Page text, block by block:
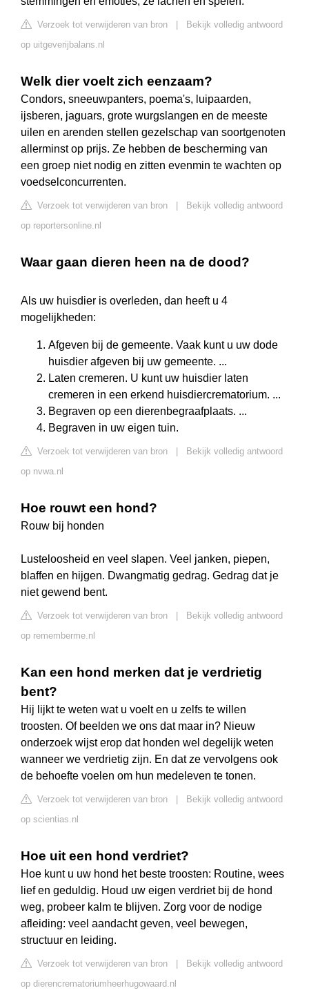
Verzoek tot verwijderen van bron
Bekijk volledig antwoord
op uitgeverijbalans.nl
Welk dier voelt zich eenzaam?
Condors, sneeuwpanters, poema's, luipaarden,
ijsberen, jaguars, grote wurgslangen en de meeste
uilen en arenden stellen gezelschap van soortgenoten
allerminst op prijs. Ze hebben de bescherming van
een groep niet nodig en zitten evenmin te wachten op
voedselconcurrenten.
Verzoek tot verwijderen van bron
Bekijk volledig antwoord
op reportersonline.nl
Waar gaan dieren heen na de dood?
Als uw huisdier is overleden, dan heeft u 4
mogelijkheden:
Afgeven bij de gemeente. Vaak kunt u uw dode
huisdier afgeven bij uw gemeente. ...
Laten cremeren. U kunt uw huisdier laten
cremeren in een erkend huisdiercrematorium. ...
Begraven op een dierenbegraafplaats. ...
Begraven in uw eigen tuin.
Verzoek tot verwijderen van bron
Bekijk volledig antwoord
op nvwa.nl
Hoe rouwt een hond?
Rouw bij honden
Lusteloosheid en veel slapen. Veel janken, piepen,
blaffen en hijgen. Dwangmatig gedrag. Gedrag dat je
niet gewend bent.
Verzoek tot verwijderen van bron
Bekijk volledig antwoord
op rememberme.nl
Kan een hond merken dat je verdrietig
bent?
Hij lijkt te weten wat u voelt en u zelfs te willen
troosten. Of beelden we ons dat maar in? Nieuw
onderzoek wijst erop dat honden wel degelijk weten
wanneer we verdrietig zijn. En dat ze vervolgens ook
de behoefte voelen om hun medeleven te tonen.
Verzoek tot verwijderen van bron
Bekijk volledig antwoord
op scientias.nl
Hoe uit een hond verdriet?
Hoe kunt u uw hond het beste troosten: Routine, wees
lief en geduldig. Houd uw eigen verdriet bij de hond
weg, probeer kalm te blijven. Zorg voor de nodige
afleiding: veel aandacht geven, veel bewegen,
structuur en leiding.
Verzoek tot verwijderen van bron
Bekijk volledig antwoord
op dierencrematoriumheerhugowaard.nl